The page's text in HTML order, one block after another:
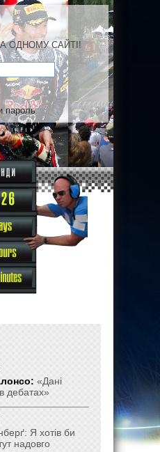
ОДНОМУ САЙТІ!
пароль
«Дані
дебатах»
Я хотів би
надовго